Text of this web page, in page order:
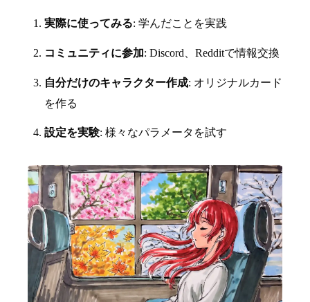
実際に使ってみる: 学んだことを実践
コミュニティに参加: Discord、Redditで情報交換
自分だけのキャラクター作成: オリジナルカード
を作る
設定を実験: 様々なパラメータを試す